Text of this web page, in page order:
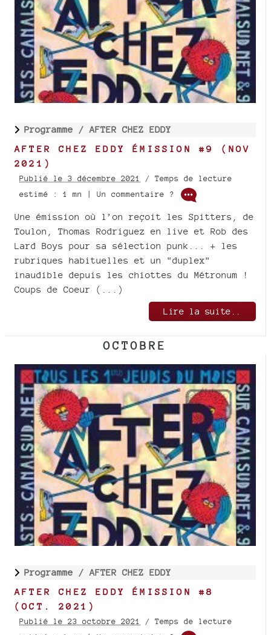
Programme / AFTER CHEZ EDDY
AFTER CHEZ EDDY ÉMISSION #9 (NOV
2021)
Publié le 3 décembre 2021
/ Temps de lecture
estimé : 1 mn | Un commentaire ?
Une émission où l’on reçoit les Spitters, de
Toulon, Thomas Rodriguez en live et Rob des
Lard Boys pour sa sélection punk... + les
rubriques habituelles et un "duplex"
inaudible depuis les chiottes du Métronum !
Coups de Coeur (...)
Lire la suite..
OCTOBRE
Programme / AFTER CHEZ EDDY
AFTER CHEZ EDDY ÉMISSION #8
(OCT. 2021)
Publié le 23 octobre 2021
/ Temps de lecture